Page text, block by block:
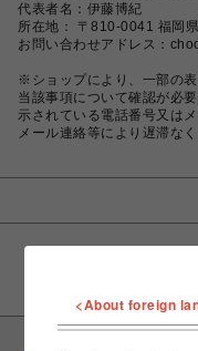
代表者名：伊藤博紀
所在地： 〒810-0041 福岡
お問い合わせアドレス：
※ショップにより、一部の
当該事項について確認が必
示されている電話番号又は
メール連絡等により遅滞な
<About foreign